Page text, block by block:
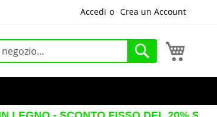
Accedi Crea un Account
Cerca